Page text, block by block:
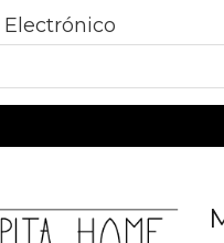
Electrónico